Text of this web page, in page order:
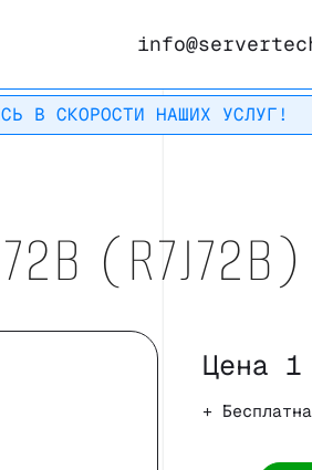
В СКОРОСТИ НАШИХ УСЛУГ!
(R7J72B)
Цена
+